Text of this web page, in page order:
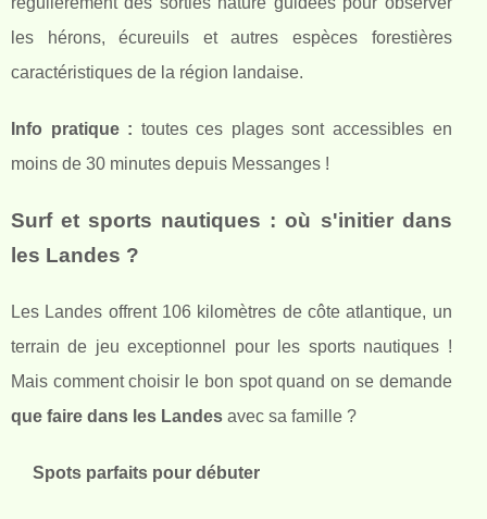
les hérons, écureuils et autres espèces forestières
caractéristiques de la région landaise.
Info pratique : toutes ces plages sont accessibles en
moins de 30 minutes depuis Messanges !
Surf et sports nautiques : où s'initier dans
les Landes ?
Les Landes offrent 106 kilomètres de côte atlantique, un
terrain de jeu exceptionnel pour les sports nautiques !
Mais comment choisir le bon spot quand on se demande
que faire dans les Landes avec sa famille ?
Spots parfaits pour débuter